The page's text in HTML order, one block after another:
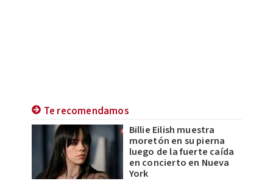
Te recomendamos
Billie Eilish muestra
moretón en su pierna
luego de la fuerte caída
en concierto en Nueva
York